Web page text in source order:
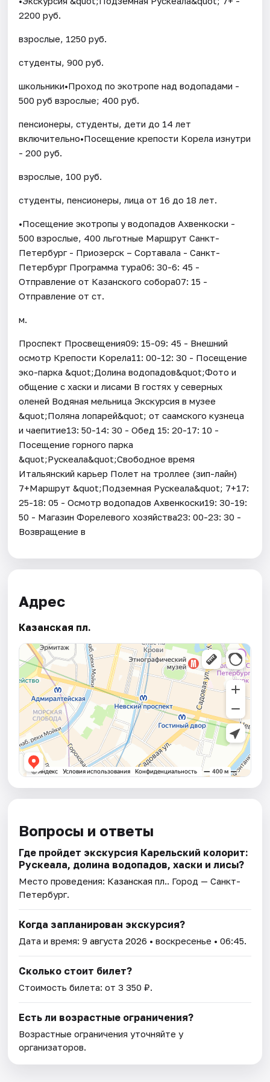
2200 руб.
взрослые, 1250 руб.
студенты, 900 руб.
школьники•Проход по экотропе над водопадами -
500 руб взрослые; 400 руб.
пенсионеры, студенты, дети до 14 лет
включительно•Посещение крепости Корела изнутри
- 200 руб.
взрослые, 100 руб.
студенты, пенсионеры, лица от 16 до 18 лет.
•Посещение экотропы у водопадов Ахвенкоски -
500 взрослые, 400 льготные Маршрут Санкт-
Петербург - Приозерск – Сортавала - Санкт-
Петербург Программа тура06: 30-6: 45 -
Отправление от Казанского собора07: 15 -
Отправление от ст.
м.
Проспект Просвещения09: 15-09: 45 - Внешний
осмотр Крепости Корела11: 00-12: 30 - Посещение
эко-парка &quot;Долина водопадов&quot;Фото и
общение с хаски и лисами В гостях у северных
оленей Водяная мельница Экскурсия в музее
&quot;Поляна лопарей&quot; от саамского кузнеца
и чаепитие13: 50-14: 30 - Обед 15: 20-17: 10 -
Посещение горного парка
&quot;Рускеала&quot;Свободное время
Итальянский карьер Полет на троллее (зип-лайн)
7+Маршрут &quot;Подземная Рускеала&quot; 7+17:
25-18: 05 - Осмотр водопадов Ахвенкоски19: 30-19:
50 - Магазин Форелевого хозяйства23: 00-23: 30 -
Возвращение в
Адрес
Казанская пл.
Вопросы и ответы
Где пройдет экскурсия Карельский колорит:
Рускеала, долина водопадов, хаски и лисы?
Место проведения: Казанская пл.. Город — Санкт-
Петербург.
Когда запланирован экскурсия?
Дата и время:9 августа 2026 • воскресенье • 06:45.
Сколько стоит билет?
Стоимость билета: от 3 350 ₽.
Есть ли возрастные ограничения?
Возрастные ограничения уточняйте у
организаторов.